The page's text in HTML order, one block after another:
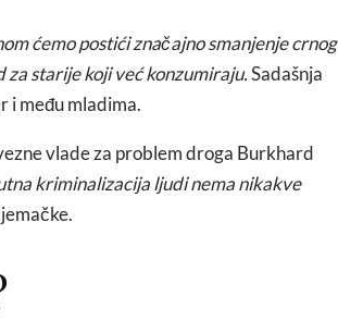
ćemo postići značajno smanjenje crnog
starije koji već konzumiraju.Sadašnja
i među mladima.
vlade za problem droga Burkhard
kriminalizacija ljudi nema nikakve